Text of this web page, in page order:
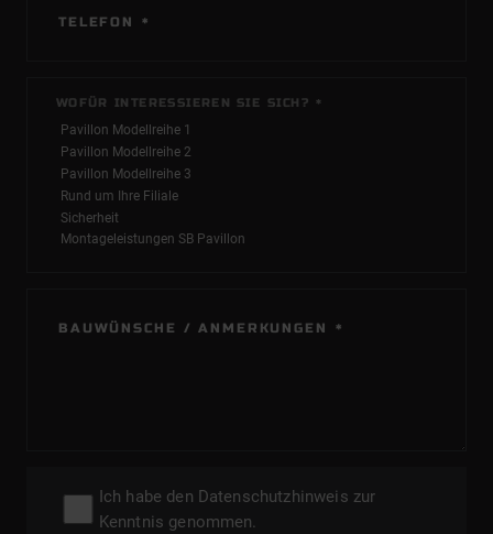
PFLICHTFELD
TELEFON *
PFLICHTFELD
WOFÜR INTERESSIEREN SIE SICH? *
PFLICHTFELD
BAUWÜNSCHE / ANMERKUNGEN *
Ich habe den Datenschutzhinweis zur
Kenntnis genommen.